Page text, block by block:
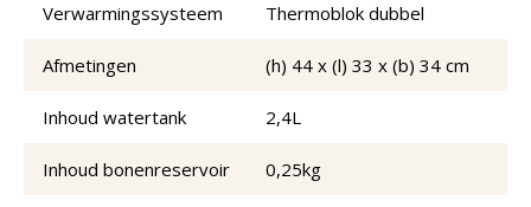
Verwarmingssysteem Thermoblok dubbel
Afmetingen (h) 44 x (l) 33 x (b) 34 cm
Inhoud watertank 2,4L
Inhoud bonenreservoir 0,25kg